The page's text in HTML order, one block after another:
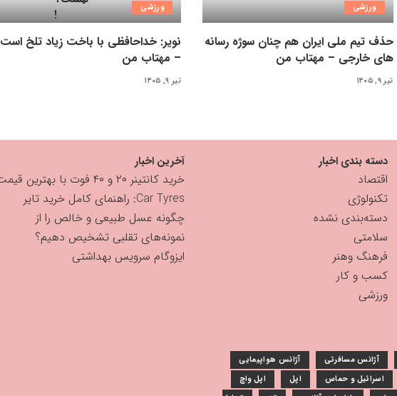
ورزشی
حذف تیم ملی ایران هم چنان سوژه رسانه
های خارجی – مهتاب من
تیر ۹, ۱۴۰۵
ورزشی
نویر: خداحافظی با باخت زیاد تلخ است
– مهتاب من
تیر ۹, ۱۴۰۵
دسته بندی اخبار
اقتصاد
تکنولوژی
دسته‌بندی نشده
سلامتی
فرهنگ وهنر
کسب و کار
ورزشی
آخرین اخبار
خرید کانتینر ۲۰ و ۴۰ فوت با بهترین قیمت
Car Tyres: راهنمای کامل خرید تایر
چگونه عسل طبیعی و خالص را از
نمونه‌های تقلبی تشخیص دهیم؟
ایزوگام سرویس بهداشتی
آژانس مسافرتی
آژانس هواپیمایی
اسرائیل و حماس اپل
اپل واچ